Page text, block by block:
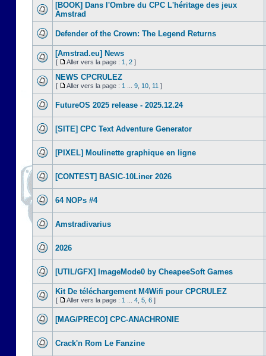
[BOOK] Dans l'Ombre du CPC L'héritage des jeux
Amstrad
Defender of the Crown: The Legend Returns
[Amstrad.eu] News
[ Aller vers la page : 1 2 ]
NEWS CPCRULEZ
[ Aller vers la page : 1 9 10 11 ]
FutureOS 2025 release - 2025.12.24
[SITE] CPC Text Adventure Generator
[PIXEL] Moulinette graphique en ligne
[CONTEST] BASIC-10Liner 2026
64 NOPs #4
Amstradivarius
2026
[UTIL/GFX] ImageMode0 by CheapeeSoft Games
Kit De téléchargement M4Wifi pour CPCRULEZ
[ Aller vers la page : 1 4 5 6 ]
[MAG/PRECO] CPC-ANACHRONIE
Crack'n Rom Le Fanzine